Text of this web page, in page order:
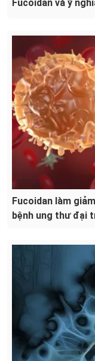
Fucoidan và ý
Fucoidan làm
bệnh ung thư đại